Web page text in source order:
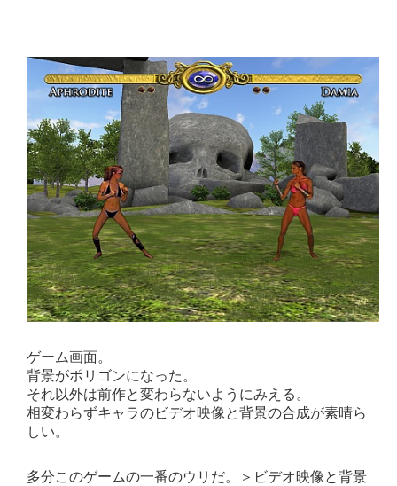
ゲーム画面。
背景がポリゴンになった。
それ以外は前作と変わらないようにみえる。
相変わらずキャラのビデオ映像と背景の合成が素晴ら
しい。
多分このゲームの一番のウリだ。＞ビデオ映像と背景